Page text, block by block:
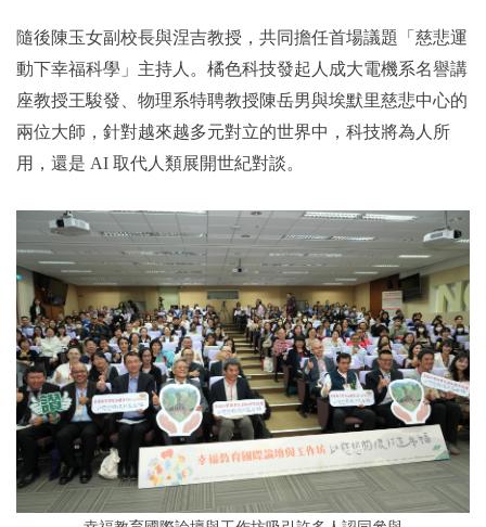
隨後陳玉女副校長與涅吉教授，共同擔任首場議題「慈悲運
動下幸福科學」主持人。橘色科技發起人成大電機系名譽講
座教授王駿發、物理系特聘教授陳岳男與埃默里慈悲中心的
兩位大師，針對越來越多元對立的世界中，科技將為人所
用，還是 AI 取代人類展開世紀對談。